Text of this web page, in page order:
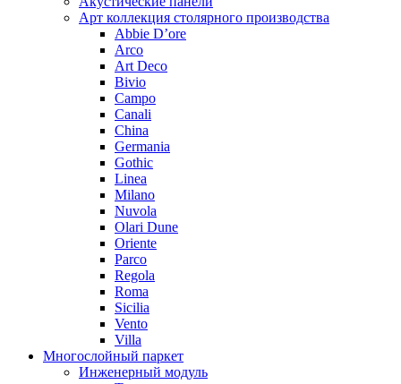
Арт коллекция столярного производства
Abbie D’ore
Arco
Art Deco
Bivio
Campo
Canali
China
Germania
Gothic
Linea
Milano
Nuvola
Olari Dune
Oriente
Parco
Regola
Roma
Sicilia
Vento
Villa
Многослойный паркет
Инженерный модуль